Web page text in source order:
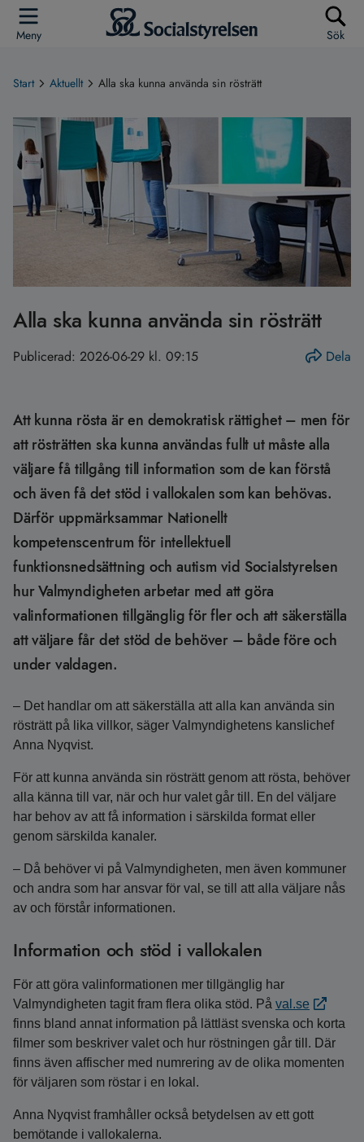
Meny Sök
Start Aktuellt Alla ska kunna använda sin rösträtt
Alla ska kunna använda sin rösträtt
Publicerad: 2026-06-29 kl. 09:15 Dela
Att kunna rösta är en demokratisk rättighet – men för
att rösträtten ska kunna användas fullt ut måste alla
väljare få tillgång till information som de kan förstå
och även få det stöd i vallokalen som kan behövas.
Därför uppmärksammar Nationellt
kompetenscentrum för intellektuell
funktionsnedsättning och autism vid Socialstyrelsen
hur Valmyndigheten arbetar med att göra
valinformationen tillgänglig för fler och att säkerställa
att väljare får det stöd de behöver – både före och
under valdagen.
– Det handlar om att säkerställa att alla kan använda sin
rösträtt på lika villkor, säger Valmyndighetens kanslichef
Anna Nyqvist.
För att kunna använda sin rösträtt genom att rösta, behöver
alla känna till var, när och hur valet går till. En del väljare
har behov av att få information i särskilda format eller
genom särskilda kanaler.
– Då behöver vi på Valmyndigheten, men även kommuner
och andra som har ansvar för val, se till att alla väljare nås
av och förstår informationen.
Information och stöd i vallokalen
För att göra valinformationen mer tillgänglig har
Valmyndigheten tagit fram flera olika stöd. På val.se
finns bland annat information på lättläst svenska och korta
filmer som beskriver valet och hur röstningen går till. Där
finns även affischer med numrering av de olika momenten
för väljaren som röstar i en lokal.
Anna Nyqvist framhåller också betydelsen av ett gott
bemötande i vallokalerna.